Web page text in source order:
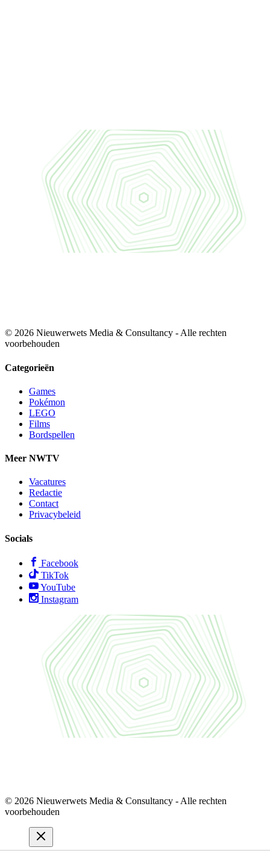
© 2026 Nieuwerwets Media & Consultancy - Alle rechten
voorbehouden
Categorieën
Games
Pokémon
LEGO
Films
Bordspellen
Meer NWTV
Vacatures
Redactie
Contact
Privacybeleid
Socials
Facebook
TikTok
YouTube
Instagram
© 2026 Nieuwerwets Media & Consultancy - Alle rechten
voorbehouden